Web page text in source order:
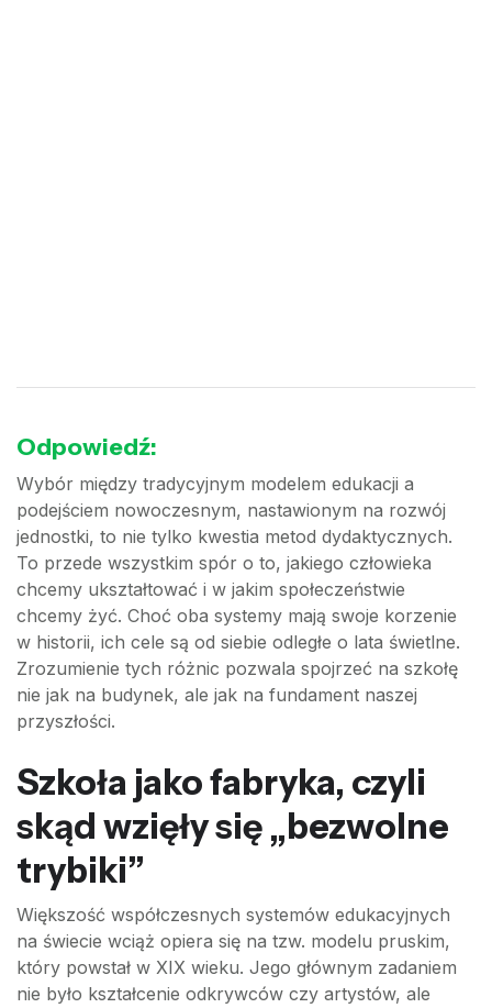
Odpowiedź:
Wybór między tradycyjnym modelem edukacji a
podejściem nowoczesnym, nastawionym na rozwój
jednostki, to nie tylko kwestia metod dydaktycznych.
To przede wszystkim spór o to, jakiego człowieka
chcemy ukształtować i w jakim społeczeństwie
chcemy żyć. Choć oba systemy mają swoje korzenie
w historii, ich cele są od siebie odległe o lata świetlne.
Zrozumienie tych różnic pozwala spojrzeć na szkołę
nie jak na budynek, ale jak na fundament naszej
przyszłości.
Szkoła jako fabryka, czyli
skąd wzięły się „bezwolne
trybiki”
Większość współczesnych systemów edukacyjnych
na świecie wciąż opiera się na tzw. modelu pruskim,
który powstał w XIX wieku. Jego głównym zadaniem
nie było kształcenie odkrywców czy artystów, ale